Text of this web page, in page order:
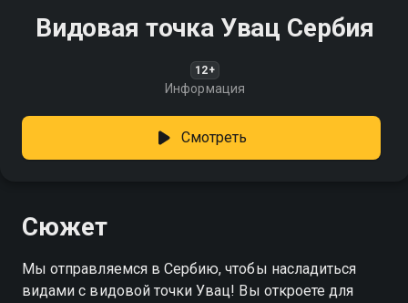
Видовая точка Увац Сербия
12+
Информация
Смотреть
Сюжет
Мы отправляемся в Сербию, чтобы насладиться
видами с видовой точки Увац! Вы откроете для